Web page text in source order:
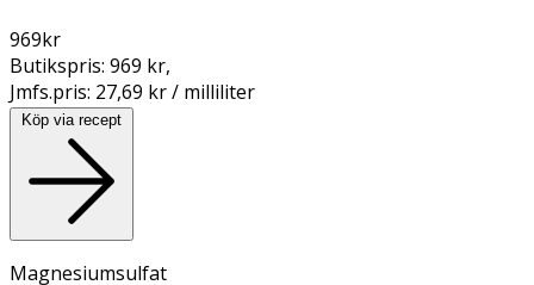
969kr
Butikspris: 969 kr,
Jmfs.pris: 27,69 kr / milliliter
Köp via recept
Magnesiumsulfat